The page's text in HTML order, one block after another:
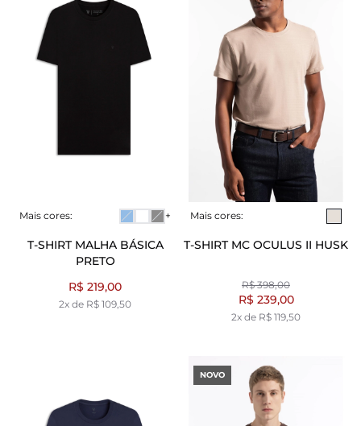
Mais cores: +
T-SHIRT MALHA BÁSICA
PRETO
R$ 219,00
2x de R$ 109,50
Mais cores:
T-SHIRT MC OCULUS II HUSK
R$ 398,00
R$ 239,00
2x de R$ 119,50
NOVO